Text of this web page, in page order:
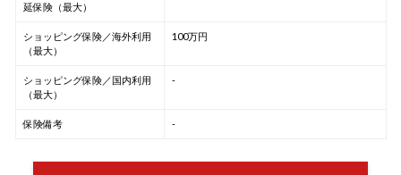
延保険（最大）
ショッピング保険／海外利用
（最大）
100万円
ショッピング保険／国内利用
（最大）
-
保険備考 -